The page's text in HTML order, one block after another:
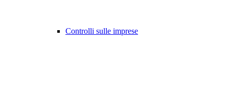
Controlli sulle imprese